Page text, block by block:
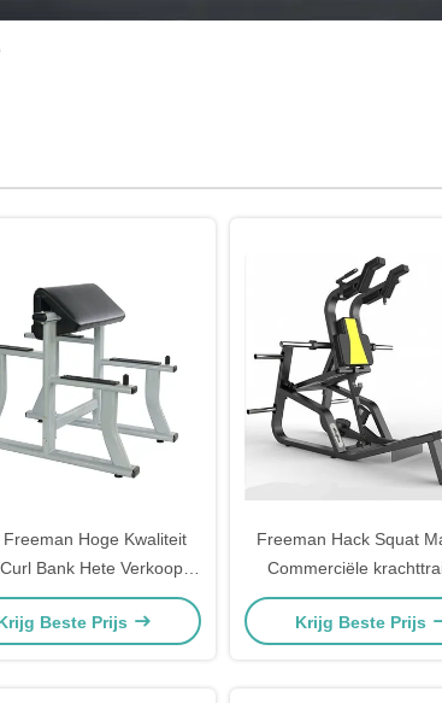
Freeman Hoge Kwaliteit
Bank Hete Verkoop
bovenlichaam
Beste Prijs
Freeman Hack Squat
Commerciële
Gymapparatuur
Krijg Beste Prijs